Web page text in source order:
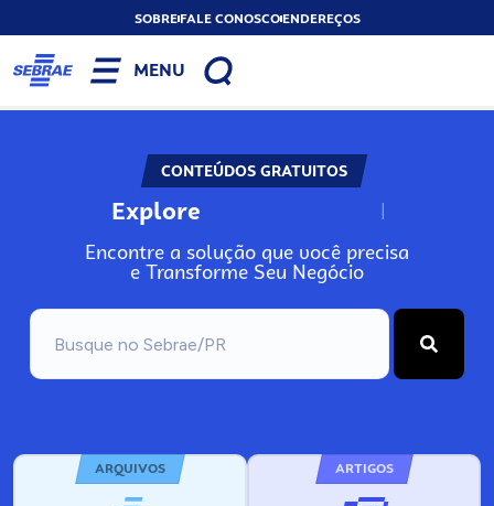
SOBREFALE CONOSCOENDEREÇOS
MENU
CONTEÚDOS GRATUITOS
Explore N
Encontre a solução que você precisa
e Transforme Seu Negócio
ARQUIVOS ARTIGOS